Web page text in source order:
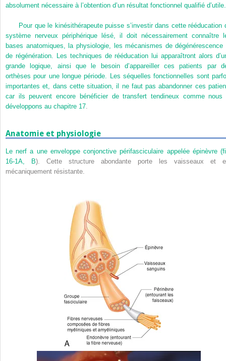
absolument nécessaire à l’obtention d’un résultat fonctionnel qualifié d’utile.
Pour que le kinésithérapeute puisse s’investir dans cette rééducation
système nerveux périphérique lésé, il doit nécessairement connaître
bases anatomiques, la physiologie, les mécanismes de dégénérescence
de régénération. Les techniques de rééducation lui apparaîtront alors
grande logique, ainsi que le besoin d’appareiller ces patients par
orthèses pour une longue période. Les séquelles fonctionnelles sont
importantes et, dans cette situation, il ne faut pas abandonner ces
car ils peuvent encore bénéficier de transfert tendineux comme nous
développons au chapitre 17.
Anatomie et physiologie
Le nerf a une enveloppe conjonctive périfasciculaire appelée épinèvre (
16-1A, B). Cette structure abondante porte les vaisseaux et
mécaniquement résistante.